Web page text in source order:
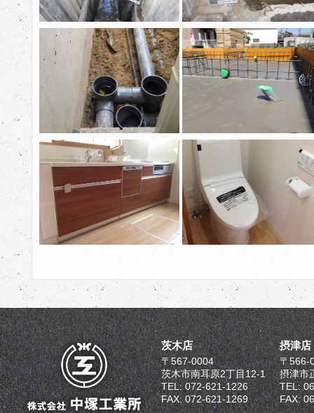
茨木店
〒567-0004
茨木市南耳原2丁目12-1
TEL: 072-621-1226
FAX: 072-621-1269
摂津店
〒566-
摂津市
TEL:
FAX: